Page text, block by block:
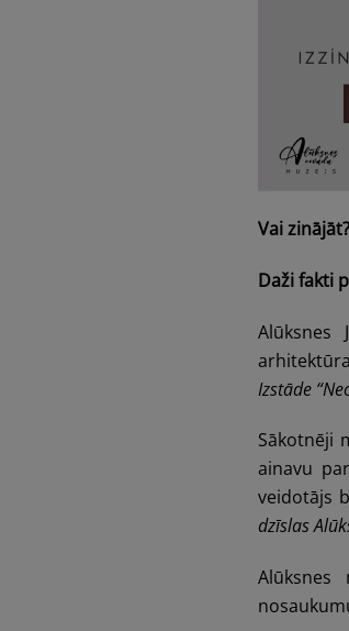
Vai zinājāt?
Daži fakti
Alūksnes
Izstāde
Sākotnēji
ainavu
veidotājs
dzīslas